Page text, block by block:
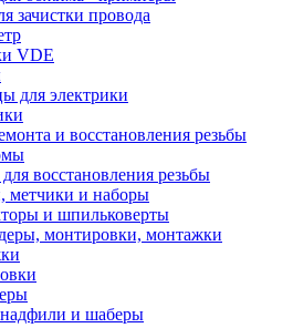
зачистки провода
VDE
для электрики
и восстановления резьбы
восстановления резьбы
метчики и наборы
и шпильковерты
монтировки, монтажки
и шаберы